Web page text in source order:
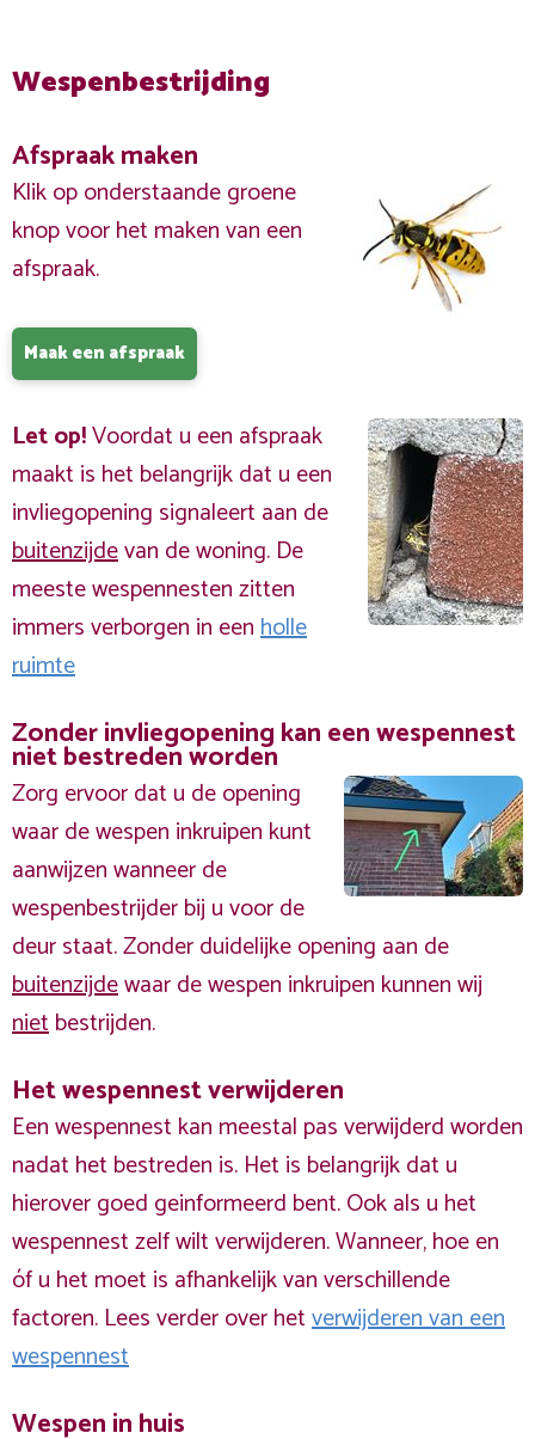
Wespenbestrijding
Afspraak maken
Klik op onderstaande groene
knop voor het maken van een
afspraak.
Maak een afspraak
Let op!Voordat u een afspraak
maakt is het belangrijk dat u een
invliegopening signaleert aan de
buitenzijdevan de woning. De
meeste wespennesten zitten
immers verborgen in eenholle
ruimte
Zonder invliegopening kan een wespennest
niet bestreden worden
Zorg ervoor dat u de opening
waar de wespen inkruipen kunt
aanwijzen wanneer de
wespenbestrijder bij u voor de
deur staat. Zonder duidelijke opening aan de
buitenzijdewaar de wespen inkruipen kunnen wij
nietbestrijden.
Het wespennest verwijderen
Een wespennest kan meestal pas verwijderd worden
nadat het bestreden is. Het is belangrijk dat u
hierover goed geinformeerd bent. Ook als u het
wespennest zelf wilt verwijderen. Wanneer, hoe en
óf u het moet is afhankelijk van verschillende
factoren. Lees verder over hetverwijderen van een
wespennest
Wespen in huis